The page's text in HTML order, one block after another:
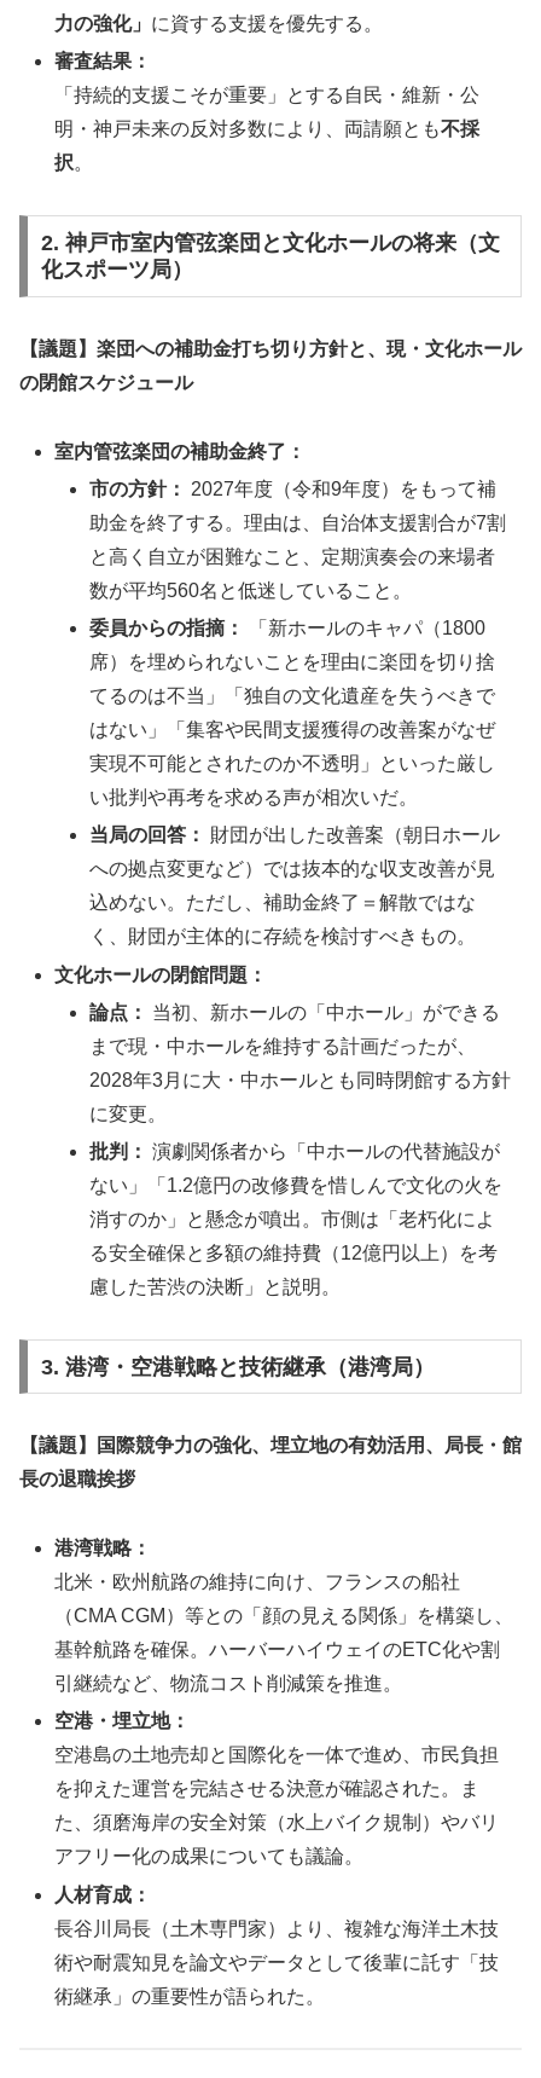
力の強化」 に資する支援を優先する。
審査結果：
「持続的支援こそが重要」とする自民・維新・公
明・神戸未来の反対多数により、両請願とも不採
択。
2. 神戸市室内管弦楽団と文化ホールの将来（文
化スポーツ局）
【議題】楽団への補助金打ち切り方針と、現・文化ホール
の閉館スケジュール
室内管弦楽団の補助金終了：
市の方針：
2027年度（令和9年度）をもって補
助金を終了する。理由は、自治体支援割合が7割
と高く自立が困難なこと、定期演奏会の来場者
数が平均560名と低迷していること。
委員からの指摘：
「新ホールのキャパ（1800
席）を埋められないことを理由に楽団を切り捨
てるのは不当」「独自の文化遺産を失うべきで
はない」「集客や民間支援獲得の改善案がなぜ
実現不可能とされたのか不透明」といった厳し
い批判や再考を求める声が相次いだ。
当局の回答：
財団が出した改善案（朝日ホール
への拠点変更など）では抜本的な収支改善が見
込めない。ただし、補助金終了＝解散ではな
く、財団が主体的に存続を検討すべきもの。
文化ホールの閉館問題：
論点：
当初、新ホールの「中ホール」ができる
まで現・中ホールを維持する計画だったが、
2028年3月に大・中ホールとも同時閉館する方針
に変更。
批判： 演劇関係者から「中ホールの代替施設が
ない」「1.2億円の改修費を惜しんで文化の火を
消すのか」と懸念が噴出。市側は「老朽化によ
る安全確保と多額の維持費（12億円以上）を考
慮した苦渋の決断」と説明。
3. 港湾・空港戦略と技術継承（港湾局）
【議題】国際競争力の強化、埋立地の有効活用、局長・館
長の退職挨拶
港湾戦略：
北米・欧州航路の維持に向け、フランスの船社
（CMA CGM）等との「顔の見える関係」を構築し、
基幹航路を確保。ハーバーハイウェイのETC化や割
引継続など、物流コスト削減策を推進。
空港・埋立地：
空港島の土地売却と国際化を一体で進め、市民負担
を抑えた運営を完結させる決意が確認された。ま
た、須磨海岸の安全対策（水上バイク規制）やバリ
アフリー化の成果についても議論。
人材育成：
長谷川局長（土木専門家）より、複雑な海洋土木技
術や耐震知見を論文やデータとして後輩に託す「技
術継承」の重要性が語られた。